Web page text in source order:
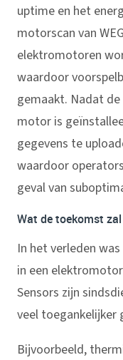
uptime en het
motorscan van
elektromotoren
waardoor
gemaakt. Nadat de
motor is
gegevens te
waardoor
geval van
Wat de toekomst
In het verleden
in een
Sensors zijn
veel toegankelijker
Bijvoorbeeld,